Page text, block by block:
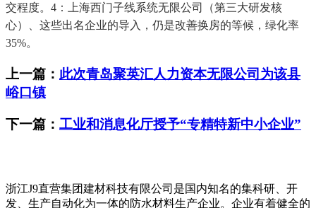
交程度。4：上海西门子线系统无限公司（第三大研发核
心）、这些出名企业的导入，仍是改善换房的等候，绿化率
35%。
上一篇： 此次青岛聚英汇人力资本无限公司为该县
峪口镇
下一篇： 工业和消息化厅授予“专精特新中小企业”
浙江J9直营集团建材科技有限公司是国内知名的集科研、开
发、生产自动化为一体的防水材料生产企业。企业有着健全的